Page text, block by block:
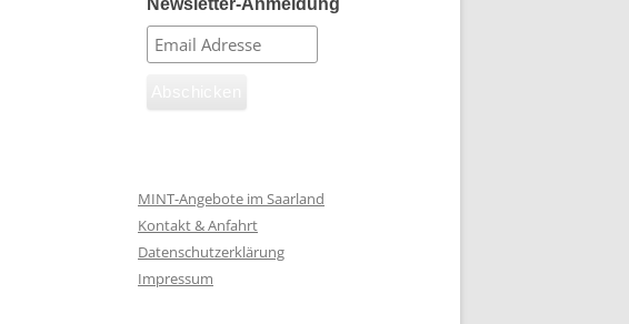
Newsletter-Anmeldung
MINT-Angebote im Saarland
Kontakt & Anfahrt
Datenschutzerklärung
Impressum